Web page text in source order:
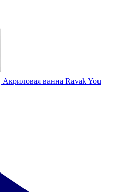
Акриловая ванна Ravak You